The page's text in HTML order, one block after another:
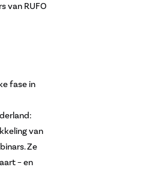
van RUFO
fase in
van
Ze
– en